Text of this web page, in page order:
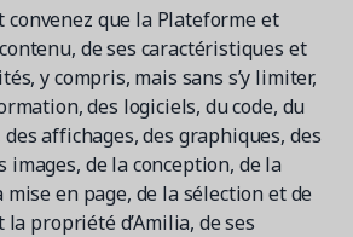
convenez que la Plateforme et
de ses caractéristiques et
y compris, mais sans s’y limiter,
des logiciels, du code, du
affichages, des graphiques, des
images, de la conception, de la
en page, de la sélection et de
propriété d’Amilia, de ses